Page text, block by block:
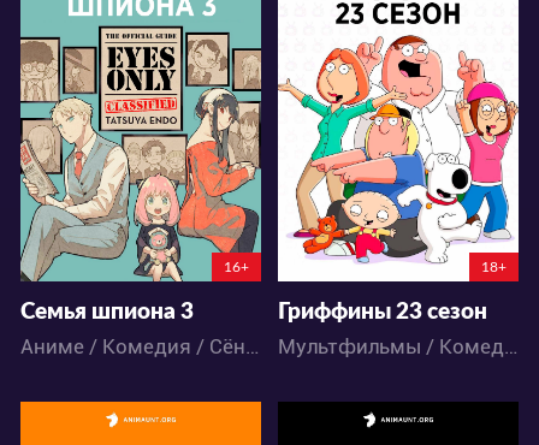
24183
167 119
16+
Семья шпиона 3
Аниме / Комедия / Сёнэн / Экшен
20379
87 44
18+
Гриффины 23 сезон
Мультфильмы / Комедия